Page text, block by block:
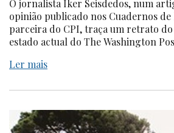
O jornalista Iker Seisdedos, num
opinião publicado nos Cuadernos de
parceira do CPI, traça um retrato do
estado actual do The Washington
Ler mais